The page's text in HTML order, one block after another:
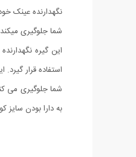
شما جلوگیری
استفاده قرار
شما جلوگیری می
‌به دارا بودن